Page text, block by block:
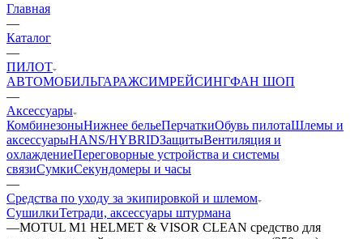
Главная
—
Каталог
—
ПИЛОТ
АВТОМОБИЛЬГАРАЖСИМРЕЙСИНГФАН ШОП
—
Аксессуары
КомбинезоныНижнее бельеПерчаткиОбувь пилотаШлемы и
аксессуарыHANS/HYBRIDЗащитыВентиляция и
охлаждениеПереговорные устройства и системы
связиСумкиСекундомеры и часы
—
Средства по уходу за экипировкой и шлемом
СушилкиТетради, аксессуары штурмана
—MOTUL M1 HELMET & VISOR CLEAN cредство для